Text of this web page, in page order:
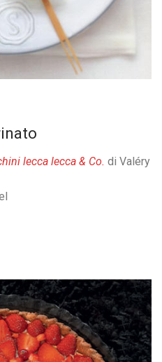
lecca lecca & Co. di Valéry